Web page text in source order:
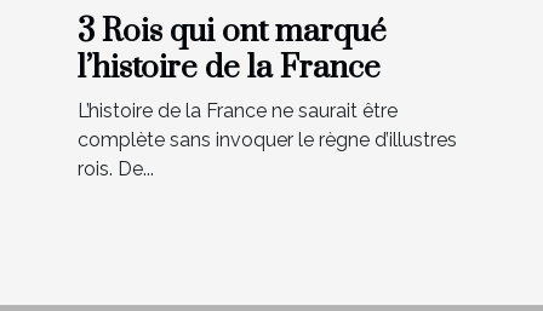
3 Rois qui ont marqué
l’histoire de la France
L’histoire de la France ne saurait être
complète sans invoquer le règne d’illustres
rois. De...